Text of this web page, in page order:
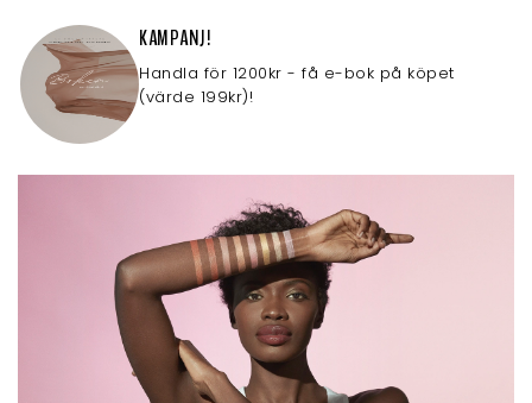
KAMPANJ!
Handla för 1200kr - få e-bok på köpet
(värde 199kr)!